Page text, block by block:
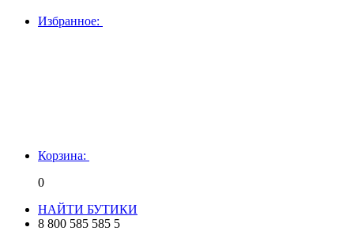
Избранное:
Корзина:
0
НАЙТИ БУТИКИ
8 800 585 585 5